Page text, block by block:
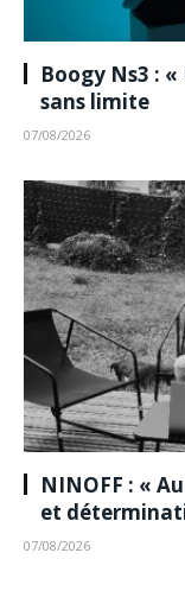
Boogy Ns3 :
sans limite
07/08/2026
NINOFF : «
et
07/08/2026